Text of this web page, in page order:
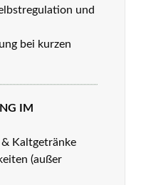
und
bei kurzen
IM
Kaltgetränke
(außer